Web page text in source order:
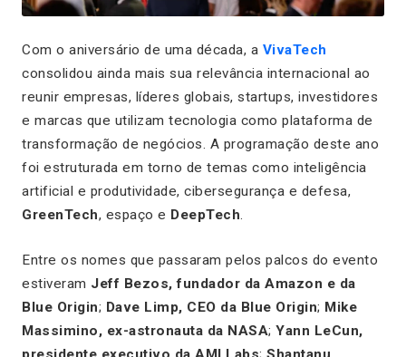
Com o aniversário de uma década, a VivaTech
consolidou ainda mais sua relevância internacional ao
reunir empresas, líderes globais, startups, investidores
e marcas que utilizam tecnologia como plataforma de
transformação de negócios. A programação deste ano
foi estruturada em torno de temas como inteligência
artificial e produtividade, cibersegurança e defesa,
GreenTech, espaço e DeepTech.
Entre os nomes que passaram pelos palcos do evento
estiveram Jeff Bezos, fundador da Amazon e da
Blue Origin; Dave Limp, CEO da Blue Origin; Mike
Massimino, ex-astronauta da NASA; Yann LeCun,